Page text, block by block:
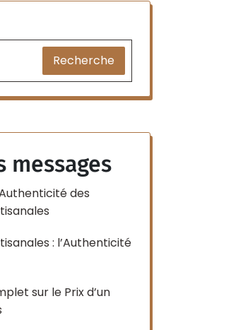
Recherche
messages
des
: l’Authenticité
sur le Prix d’un